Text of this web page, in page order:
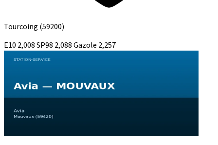
Tourcoing (59200)
E10 2,008SP98 2,088Gazole 2,257